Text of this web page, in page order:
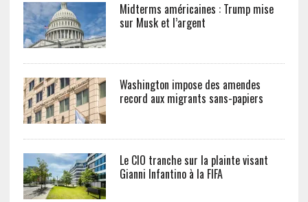
Midterms américaines : Trump mise
sur Musk et l’argent
Washington impose des amendes
record aux migrants sans-papiers
Le CIO tranche sur la plainte visant
Gianni Infantino à la FIFA